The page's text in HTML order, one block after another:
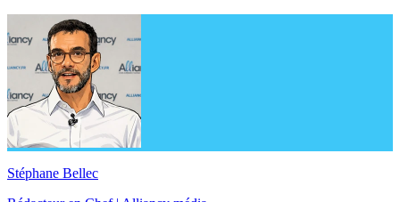
Stéphane Bellec